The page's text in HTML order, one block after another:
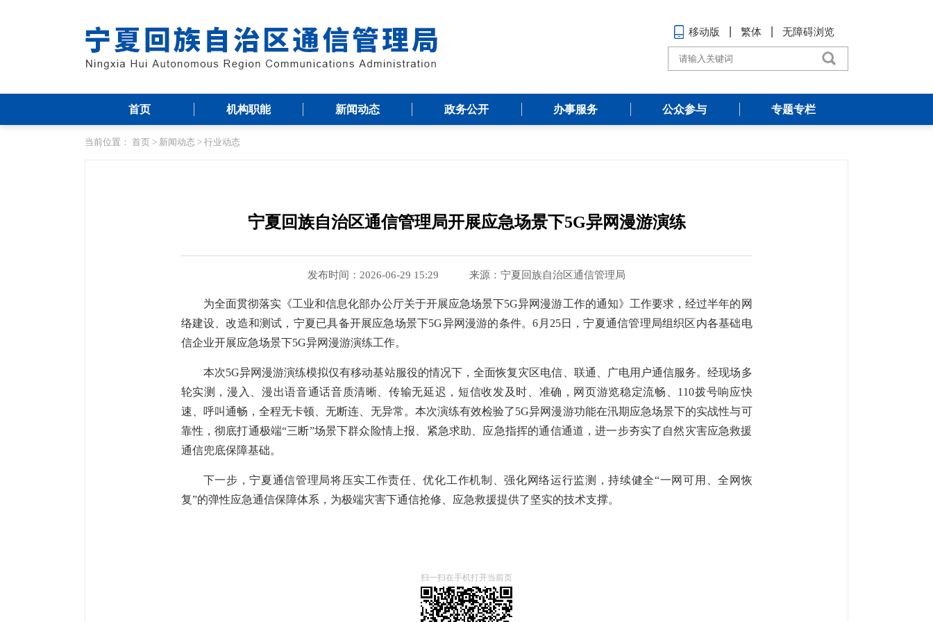
移动版 繁体 无障碍浏览
首页 机构职能 新闻动态 政务公开 办事服务 公众参与 专题专栏
当前位置： 首页 > 新闻动态 > 行业动态
宁夏回族自治区通信管理局开展应急场景下5G异网漫游演练
发布时间：2026-06-29 15:29 来源： 宁夏回族自治区通信管理局
为全面贯彻落实《工业和信息化部办公厅关于开展应急场景下5G异网漫游工作的通知》工作要求，经过半年的网
络建设、改造和测试，宁夏已具备开展应急场景下5G异网漫游的条件。6 月 25日，宁夏通信管理局组织区内各基础电
信企业开展应急场景下5G异网漫游演练工作。
本次5G异网漫游演练模拟仅有移动基站服役的情况下， 全面恢复灾区电信、联通、广电用户通信服务。经现场多
轮实测 ，漫入、漫出语音通话音质清晰、传输无延迟，短信收发及时、准确，网页游览稳定流畅、 110拨号响应快
速、呼叫通畅， 全程无卡顿、无断连、无异常。本次演练有效检验了5G异网漫游功能在汛期应急场景下的实战性与可
靠性，彻底打通极端“三断”场景下群众险情上报、紧急求助、应急指挥的通信通道，进一步夯实了自然灾害应急救援
通信兜底保障基础。
下一步，宁夏通信管理局将压实工作责任 、优化工作机制、强化网络运行监测 ，持续健全“一网可用、全网恢
复”的弹性应急通信保障体系，为极端灾害下通信抢修 、应急救援提供了坚实的技术支撑。
扫一扫在手机打开当前页